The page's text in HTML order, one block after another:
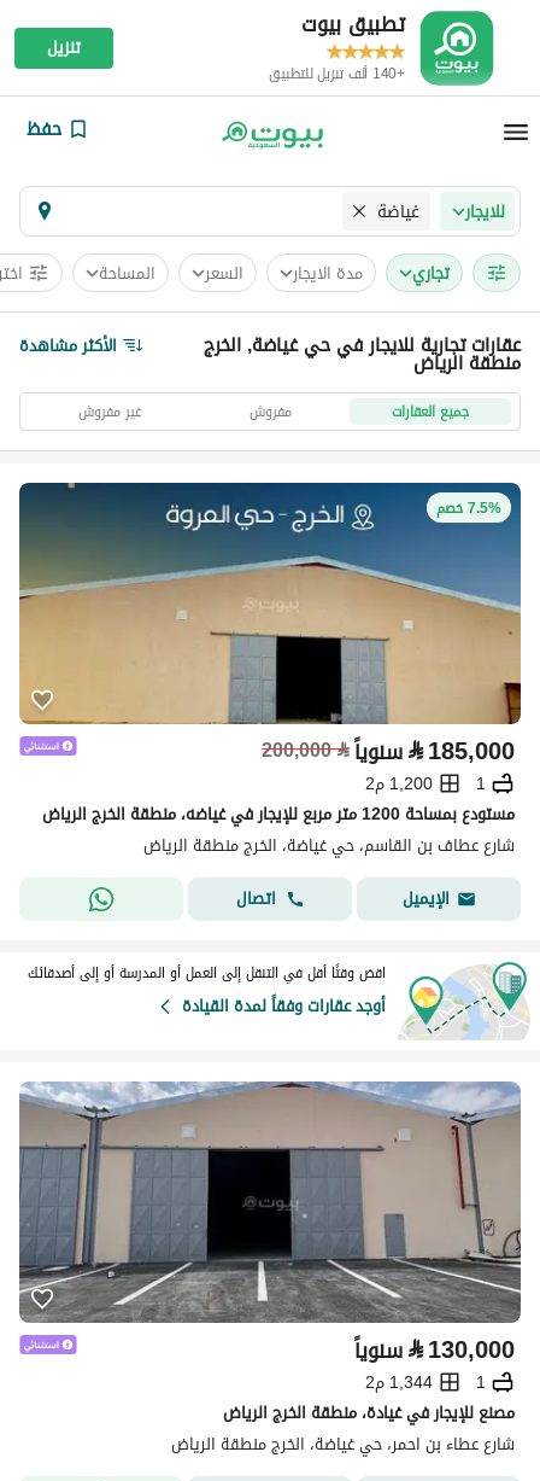
تطبيق بيوت
+140 ألف تنزيل للتطبيق
تنزيل
حفظ
للايجار غياضة
تجاري مدة الايجار السعر المساحة
عقارات تجارية للايجار في حي غياضة, الخرج
منطقة الرياض الأكثر مشاهدة
جميع العقارات مفروش غير مفروش
7.5% خصم
⃁185,000 سنوياً⃁
200,000
1
1,200 م2
مستودع بمساحة 1200 متر مربع للإيجار في غياضه، منطقة الخرج الرياض
شارع عطاف بن القاسم، حي غياضة، الخرج منطقة الرياض
الإيميل
اتصال
اقض وقتًا أقل في التنقل إلى العمل أو المدرسة أو إلى أصدقائك
أوجد عقارات وفقاً لمدة القيادة
⃁130,000 سنوياً
1
1,344 م2
مصنع للإيجار في غيادة، منطقة الخرج الرياض
شارع عطاء بن احمر، حي غياضة، الخرج منطقة الرياض